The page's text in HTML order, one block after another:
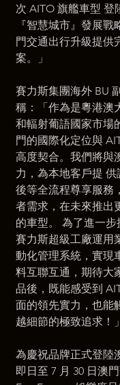
次 AITO 旗艦車型 登
『智慧城市』發展
門交通出行升級提供
案。」
賽力斯集團海外 BU
稱：「作為是粵港澳
和輻射葡語國家市場
門的國際化定位與
高度契合。我們將與
力，為本地客戶提
後等全流程尊享服務
者需求，在未來推出
的車型。 為了進一步
賽力斯超級工廠運用
動化管理系統，實現
料互聯互通，期待大
品後，既能感受到
面的領先實力，也能
越細節的極致追求！」
為慶祝品牌正式登陸
即日至 7 月 30 日澳